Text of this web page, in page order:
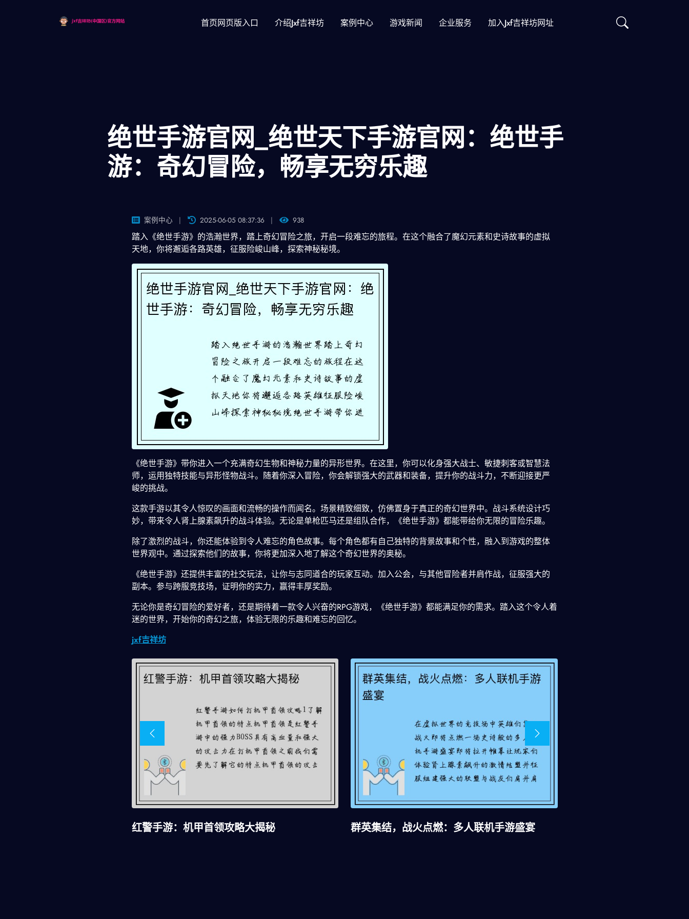
首页网页版入口 介绍jxf吉祥坊 案例中心 游戏新闻 企业服务 加入jxf吉祥坊网址
绝世手游官网_绝世天下手游官网：绝世手
游：奇幻冒险，畅享无穷乐趣
案例中心 2025-06-05 08:37:36 938
踏入《绝世手游》的浩瀚世界，踏上奇幻冒险之旅，开启一段难忘的旅程。在这个融合了魔幻元素和史诗故事的虚拟
天地，你将邂逅各路英雄，征服险峻山峰，探索神秘秘境。
《绝世手游》带你进入一个充满奇幻生物和神秘力量的异形世界。在这里，你可以化身强大战士、敏捷刺客或智慧法
师，运用独特技能与异形怪物战斗。随着你深入冒险，你会解锁强大的武器和装备，提升你的战斗力，不断迎接更严
峻的挑战。
这款手游以其令人惊叹的画面和流畅的操作而闻名。场景精致细致，仿佛置身于真正的奇幻世界中。战斗系统设计巧
妙，带来令人肾上腺素飙升的战斗体验。无论是单枪匹马还是组队合作，《绝世手游》都能带给你无限的冒险乐趣。
除了激烈的战斗，你还能体验到令人难忘的角色故事。每个角色都有自己独特的背景故事和个性，融入到游戏的整体
世界观中。通过探索他们的故事，你将更加深入地了解这个奇幻世界的奥秘。
《绝世手游》还提供丰富的社交玩法，让你与志同道合的玩家互动。加入公会，与其他冒险者并肩作战，征服强大的
副本。参与跨服竞技场，证明你的实力，赢得丰厚奖励。
无论你是奇幻冒险的爱好者，还是期待着一款令人兴奋的RPG游戏，《绝世手游》都能满足你的需求。踏入这个令人着
迷的世界，开始你的奇幻之旅，体验无限的乐趣和难忘的回忆。
jxf吉祥坊
红警手游：机甲首领攻略大揭秘 群英集结，战火点燃：多人联机手游盛宴